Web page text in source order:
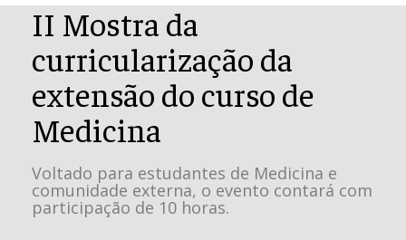
II Mostra da
curricularização da
extensão do curso de
Medicina
Voltado para estudantes de Medicina e
comunidade externa, o evento contará com
participação de 10 horas.